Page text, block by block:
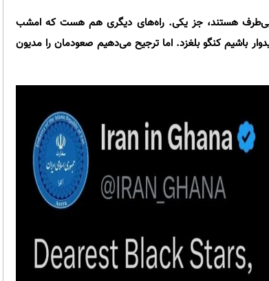
بی‌طرف هستند، جز یکی. راه‌های دیگری هم هست که امشب
باشیم کنگو بلغزد. اما ترجیح می‌دهیم صعودمان را مدیون